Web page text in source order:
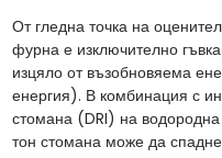
От гледна точка на
фурна е изключително
изцяло от възобновяема
енергия). В комбинация с
стомана (DRI) на
тон стомана може да